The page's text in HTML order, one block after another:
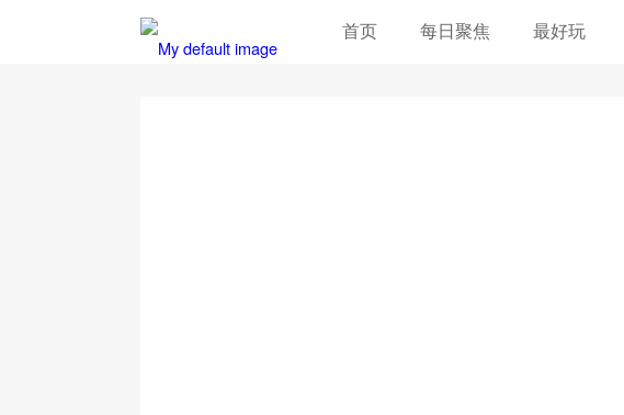
首页 每日聚焦 最好玩